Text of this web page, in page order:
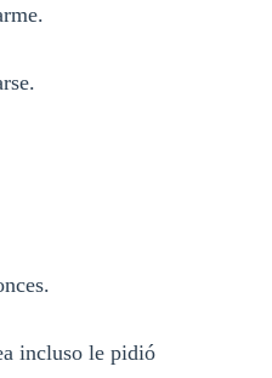
incluso le pidió